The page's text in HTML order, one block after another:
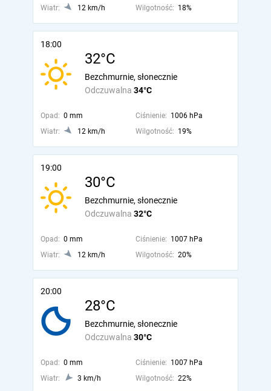
Wiatr:
12 km/h Wilgotność: 18%
18:00
32°C
Odczuwalna 34°C
Bezchmurnie, słonecznie
Opad: 0 mm Ciśnienie: 1006 hPa
Wiatr:
12 km/h Wilgotność: 19%
19:00
30°C
Odczuwalna 32°C
Bezchmurnie, słonecznie
Opad: 0 mm Ciśnienie: 1007 hPa
Wiatr:
12 km/h Wilgotność: 20%
20:00
28°C
Odczuwalna 30°C
Bezchmurnie, słonecznie
Opad: 0 mm Ciśnienie: 1007 hPa
Wiatr:
3 km/h Wilgotność: 22%